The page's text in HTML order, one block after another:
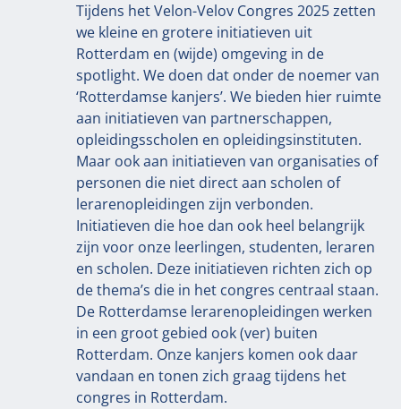
Tijdens het Velon-Velov Congres 2025 zetten
we kleine en grotere initiatieven uit
Rotterdam en (wijde) omgeving in de
spotlight. We doen dat onder de noemer van
‘Rotterdamse kanjers’. We bieden hier ruimte
aan initiatieven van partnerschappen,
opleidingsscholen en opleidingsinstituten.
Maar ook aan initiatieven van organisaties of
personen die niet direct aan scholen of
lerarenopleidingen zijn verbonden.
Initiatieven die hoe dan ook heel belangrijk
zijn voor onze leerlingen, studenten, leraren
en scholen. Deze initiatieven richten zich op
de thema’s die in het congres centraal staan.
De Rotterdamse lerarenopleidingen werken
in een groot gebied ook (ver) buiten
Rotterdam. Onze kanjers komen ook daar
vandaan en tonen zich graag tijdens het
congres in Rotterdam.